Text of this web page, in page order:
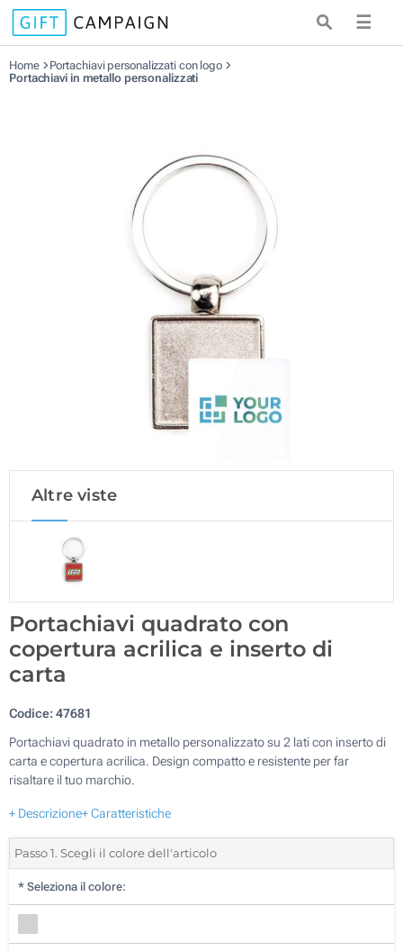
☰
Home
Portachiavi personalizzati con logo
Portachiavi in metallo personalizzati
Altre viste
Portachiavi quadrato con
copertura acrilica e inserto di
carta
Codice:47681
Portachiavi quadrato in metallo personalizzato su 2 lati con inserto di
carta e copertura acrilica. Design compatto e resistente per far
risaltare il tuo marchio.
+ Descrizione+ Caratteristiche
Passo 1. Scegli il colore dell'articolo
* Seleziona il colore: